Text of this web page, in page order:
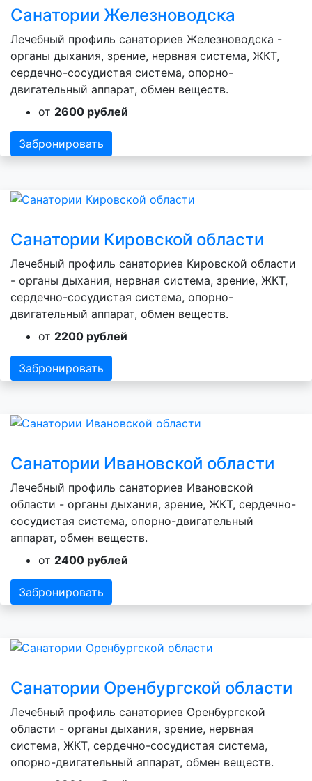
Санатории Железноводска
Лечебный профиль санаториев Железноводска -
органы дыхания, зрение, нервная система, ЖКТ,
сердечно-сосудистая система, опорно-
двигательный аппарат, обмен веществ.
от 2600 рублей
Забронировать
Санатории Кировской области
Лечебный профиль санаториев Кировской области
- органы дыхания, нервная система, зрение, ЖКТ,
сердечно-сосудистая система, опорно-
двигательный аппарат, обмен веществ.
от 2200 рублей
Забронировать
Санатории Ивановской области
Лечебный профиль санаториев Ивановской
области - органы дыхания, зрение, ЖКТ, сердечно-
сосудистая система, опорно-двигательный
аппарат, обмен веществ.
от 2400 рублей
Забронировать
Санатории Оренбургской области
Лечебный профиль санаториев Оренбургской
области - органы дыхания, зрение, нервная
система, ЖКТ, сердечно-сосудистая система,
опорно-двигательный аппарат, обмен веществ.